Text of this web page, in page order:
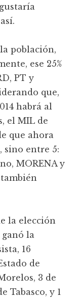
población,
ese 25%
PT y
que,
habrá al
el MIL de
que ahora
sino entre 5:
MORENA y
la elección
la
16
de
3 de
Tabasco, y 1